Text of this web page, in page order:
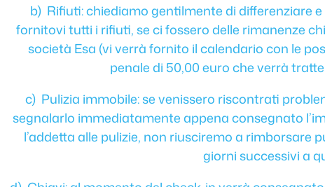
b) Rifiuti: chiediamo gentilmente di differenziare
fornitovi tutti i rifiuti, se ci fossero delle rimanenze
società Esa (vi verrà fornito il calendario con le
penale di 50,00 euro che verrà
c) Pulizia immobile: se venissero riscontrati
segnalarlo immediatamente appena consegnato
l’addetta alle pulizie, non riusciremo a rimborsare
giorni successivi a